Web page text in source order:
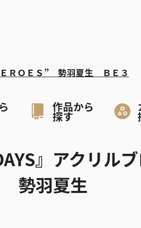
作品から
探す
ＲＯＥＳ” 勢羽夏生 ＢＥ３
』アクリル
勢羽夏生